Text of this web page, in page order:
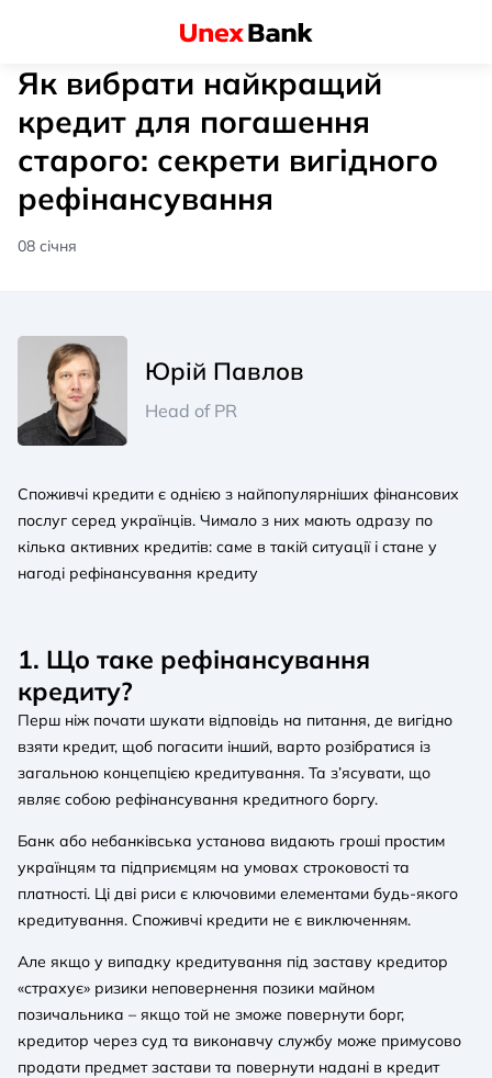
Як вибрати найкращий
кредит для погашення
старого: секрети вигідного
рефінансування
08 січня
Юрій Павлов
Head of PR
Споживчі кредити є однією з найпопулярніших фінансових
послуг серед українців. Чимало з них мають одразу по
кілька активних кредитів: саме в такій ситуації і стане у
нагоді рефінансування кредиту
1. Що таке рефінансування
кредиту?
Перш ніж почати шукати відповідь на питання, де вигідно
взяти кредит, щоб погасити інший, варто розібратися із
загальною концепцією кредитування. Та з’ясувати, що
являє собою рефінансування кредитного боргу.
Банк або небанківська установа видають гроші простим
українцям та підприємцям на умовах строковості та
платності. Ці дві риси є ключовими елементами будь-якого
кредитування. Споживчі кредити не є виключенням.
Але якщо у випадку кредитування під заставу кредитор
«страхує» ризики неповернення позики майном
позичальника – якщо той не зможе повернути борг,
кредитор через суд та виконавчу службу може примусово
продати предмет застави та повернути надані в кредит